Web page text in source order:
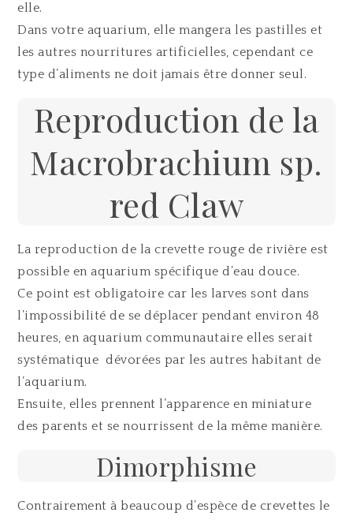
elle.
Dans votre aquarium, elle mangera les pastilles et
les autres nourritures artificielles, cependant ce
type d’aliments ne doit jamais être donner seul.
Reproduction de la
Macrobrachium sp.
red Claw
La reproduction de la crevette rouge de rivière est
possible en aquarium spécifique d’eau douce.
Ce point est obligatoire car les larves sont dans
l’impossibilité de se déplacer pendant environ 48
heures, en aquarium communautaire elles serait
systématique dévorées par les autres habitant de
l’aquarium.
Ensuite, elles prennent l’apparence en miniature
des parents et se nourrissent de la même manière.
Dimorphisme
Contrairement à beaucoup d’espèce de crevettes le